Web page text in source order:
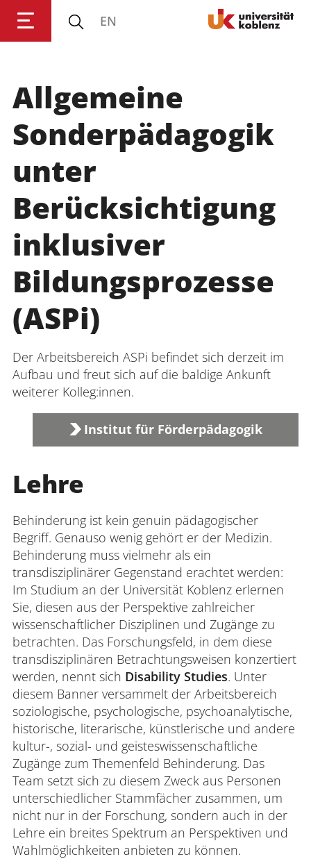
Anmelden Impressum
EN
Allgemeine
Sonderpädagogik
unter
Berücksichtigung
inklusiver
Bildungsprozesse
(ASPi)
Der Arbeitsbereich ASPi befindet sich derzeit im
Aufbau und freut sich auf die baldige Ankunft
weiterer Kolleg:innen.
Institut für Förderpädagogik
Lehre
Behinderung ist kein genuin pädagogischer
Begriff. Genauso wenig gehört er der Medizin.
Behinderung muss vielmehr als ein
transdisziplinärer Gegenstand erachtet werden:
Im Studium an der Universität Koblenz erlernen
Sie, diesen aus der Perspektive zahlreicher
wissenschaftlicher Disziplinen und Zugänge zu
betrachten. Das Forschungsfeld, in dem diese
transdisziplinären Betrachtungsweisen konzertiert
werden, nennt sich Disability Studies. Unter
diesem Banner versammelt der Arbeitsbereich
soziologische, psychologische, psychoanalytische,
historische, literarische, künstlerische und andere
kultur-, sozial- und geisteswissenschaftliche
Zugänge zum Themenfeld Behinderung. Das
Team setzt sich zu diesem Zweck aus Personen
unterschiedlicher Stammfächer zusammen, um
nicht nur in der Forschung, sondern auch in der
Lehre ein breites Spektrum an Perspektiven und
Wahlmöglichkeiten anbieten zu können.